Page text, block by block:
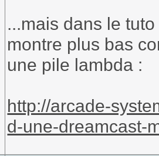
...mais dans le
montre plus bas
une pile lambda :
http://arcade-
d-une-dreamcast-